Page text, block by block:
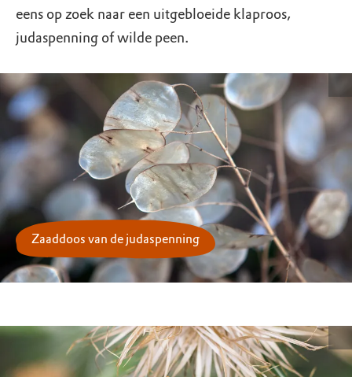
eens op zoek naar een uitgebloeide klaproos,
judaspenning of wilde peen.
Zaaddoos van de judaspenning